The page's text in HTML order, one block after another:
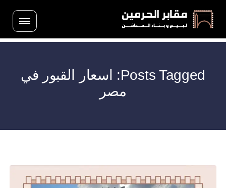
Posts Tagged: اسعار القبور في
مصر